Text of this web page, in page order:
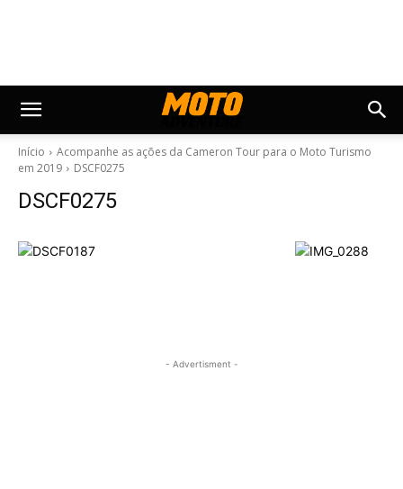
Início
Acompanhe as ações da Cameron Tour para o Moto Turismo
em 2019
DSCF0275
DSCF0275
- Advertisment -